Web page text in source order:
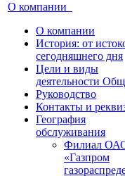
О компании
О компании
История: от
сегодняшнего дня
Цели и виды
деятельности
Руководство
Контакты и
География
обслуживания
Филиал
«Газпром